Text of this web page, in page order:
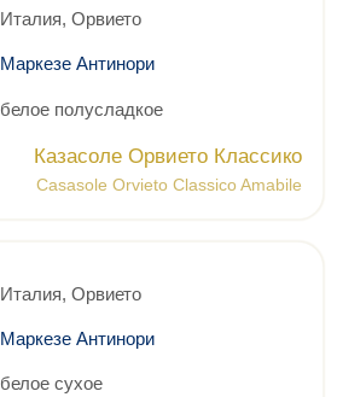
Италия, Орвието
Маркезе Антинори
белое полусладкое
Казасоле Орвието Классико
Casasole Orvieto Classico Amabile
Италия, Орвието
Маркезе Антинори
белое сухое